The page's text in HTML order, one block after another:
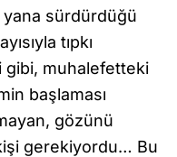
yana sürdürdüğü
tıpkı
gibi, muhalefetteki
başlaması
gözünü
gerekiyordu… Bu